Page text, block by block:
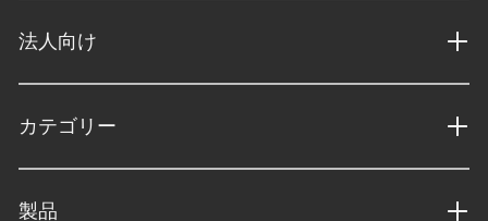
法人向け
カテゴリー
製品